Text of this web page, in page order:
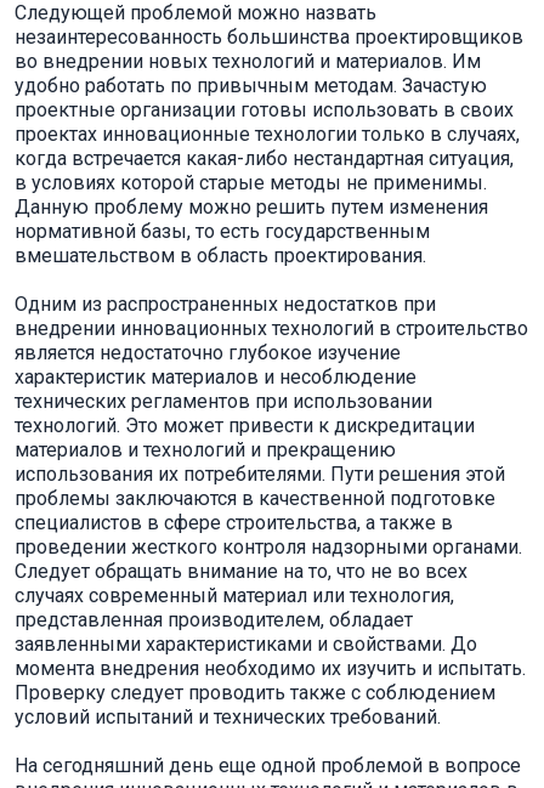
Следующей проблемой можно назвать
незаинтересованность большинства проектировщиков
во внедрении новых технологий и материалов. Им
удобно работать по привычным методам. Зачастую
проектные организации готовы использовать в своих
проектах инновационные технологии только в случаях,
когда встречается какая-либо нестандартная ситуация,
в условиях которой старые методы не применимы.
Данную проблему можно решить путем изменения
нормативной базы, то есть государственным
вмешательством в область проектирования.
Одним из распространенных недостатков при
внедрении инновационных технологий в строительство
является недостаточно глубокое изучение
характеристик материалов и несоблюдение
технических регламентов при использовании
технологий. Это может привести к дискредитации
материалов и технологий и прекращению
использования их потребителями. Пути решения этой
проблемы заключаются в качественной подготовке
специалистов в сфере строительства, а также в
проведении жесткого контроля надзорными органами.
Следует обращать внимание на то, что не во всех
случаях современный материал или технология,
представленная производителем, обладает
заявленными характеристиками и свойствами. До
момента внедрения необходимо их изучить и испытать.
Проверку следует проводить также с соблюдением
условий испытаний и технических требований.
На сегодняшний день еще одной проблемой в вопросе